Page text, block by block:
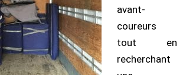
avant-
coureurs
tout en
recherchant